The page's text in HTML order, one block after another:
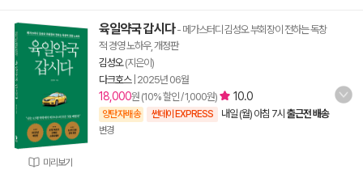
미리보기
육일약국 갑시다- 메가스터디 김성오 부회장이 전하는 독창
적 경영 노하우, 개정판
김성오(지은이)
다크호스| 2025년 06월
18,000원 (10% 할인 / 1,000원) 10.0
양탄자배송 썬데이 EXPRESS 내일 (월) 아침 7시 출근전 배송
변경